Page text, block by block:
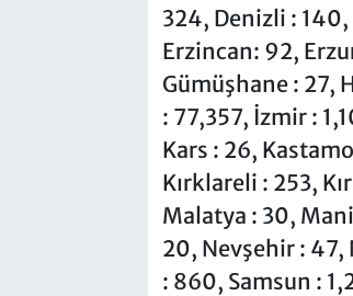
324, Denizli : 140,
Erzincan: 92,
Gümüşhane : 27,
: 77,357, İzmir :
Kars : 26,
Kırklareli : 253,
Malatya : 30,
20, Nevşehir : 47,
: 860, Samsun :